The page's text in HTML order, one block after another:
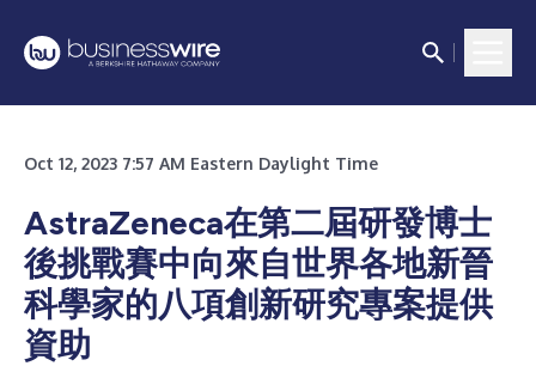
Oct 12, 2023 7:57 AM Eastern Daylight Time
AstraZeneca在第二屆研發博士
後挑戰賽中向來自世界各地新晉
科學家的八項創新研究專案提供
資助